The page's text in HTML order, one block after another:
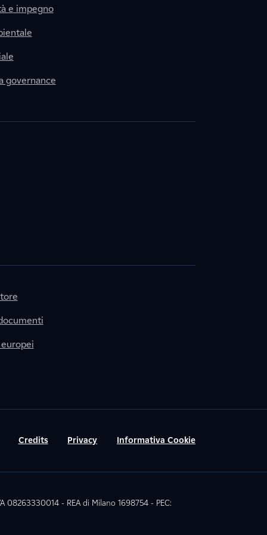
e impegno
governance
Credits Privacy Informativa Cookie
08263330014 - REA di Milano 1698754 - PEC: